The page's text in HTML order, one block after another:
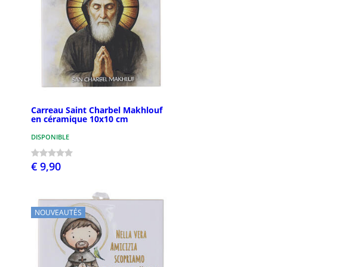
Carreau Saint Charbel Makhlouf
en céramique 10x10 cm
DISPONIBLE
€ 9,90
NOUVEAUTÉS